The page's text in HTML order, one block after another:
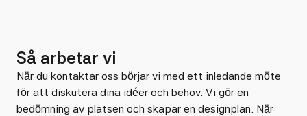
Så arbetar vi
När du kontaktar oss börjar vi med ett inledande möte
för att diskutera dina idéer och behov. Vi gör en
bedömning av platsen och skapar en designplan. När